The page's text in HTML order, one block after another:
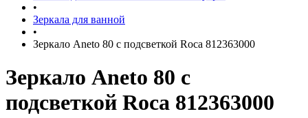
•
Зеркала для ванной
•
Зеркало Aneto 80 с подсветкой Roca 812363000
Зеркало Aneto 80 с
подсветкой Roca 812363000